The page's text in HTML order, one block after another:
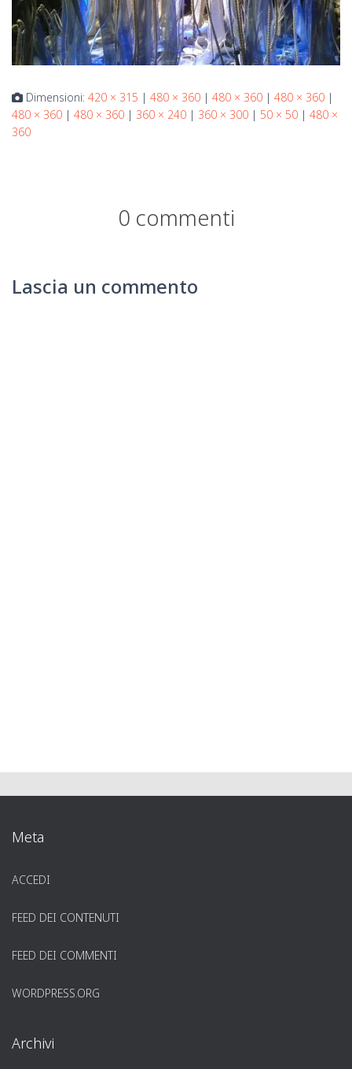
Dimensioni: 420 × 315 | 480 × 360 | 480 × 360 | 480 × 360 |
480 × 360 | 480 × 360 | 360 × 240 | 360 × 300 | 50 × 50 | 480 ×
360
0 commenti
Lascia un commento
Meta
ACCEDI
FEED DEI CONTENUTI
FEED DEI COMMENTI
WORDPRESS.ORG
Archivi